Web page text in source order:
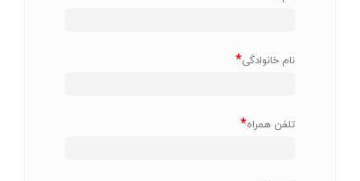
نام خانوادگی*
تلفن همراه*